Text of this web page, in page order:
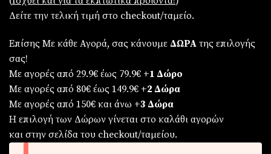
Δείτε την τελική τιμή στο checkout/ταμείο.
Επίσης Με κάθε Αγορά, σας κάνουμε ΔΩΡΑ της επιλογής
σας!
Με αγορές από 29.9€ έως 79.9€ +1 Δώρο
Με αγορές από 80€ έως 149.9€ +2 Δώρα
Με αγορές από 150€ και άνω +3 Δώρα
Η επιλογή των Δώρων γίνεται στο καλάθι αγορών
και στην σελίδα του checkout/ταμείου.